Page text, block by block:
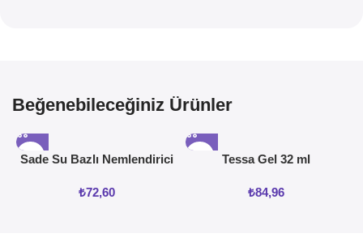
Beğenebileceğiniz Ürünler
Sade Su Bazlı Nemlendirici
₺72,60
Tessa Gel 32 ml
₺84,96